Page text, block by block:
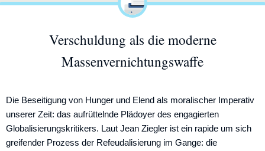
Verschuldung als die moderne
Massenvernichtungswaffe
Die Beseitigung von Hunger und Elend als moralischer Imperativ
unserer Zeit: das aufrüttelnde Plädoyer des engagierten
Globalisierungskritikers. Laut Jean Ziegler ist ein rapide um sich
greifender Prozess der Refeudalisierung im Gange: die